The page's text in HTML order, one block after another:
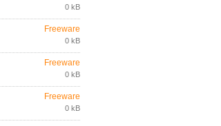
0 kB
Freeware
0 kB
Freeware
0 kB
Freeware
0 kB